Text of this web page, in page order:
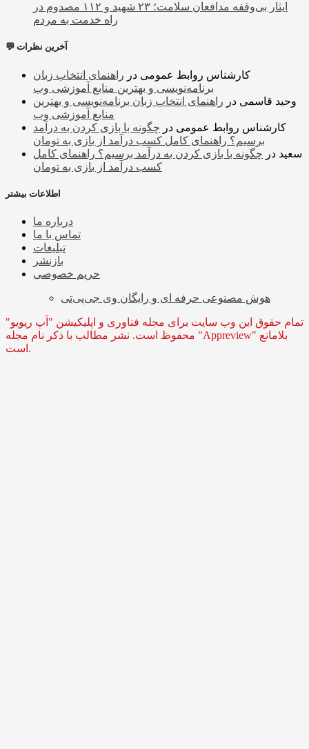
ایثار بی‌وقفه مدافعان سلامت؛ ۲۳ شهید و ۱۱۲ مصدوم در
راه خدمت به مردم
💬 آخرین نظرات
کارشناس روابط عمومی در راهنمای انتخاب زبان
برنامه‌نویسی و بهترین منابع آموزشی وب
وحید قاسمی در راهنمای انتخاب زبان برنامه‌نویسی و بهترین
منابع آموزشی وب
کارشناس روابط عمومی در چگونه با بازی کردن به درآمد
برسیم؟ راهنمای کامل کسب درآمد از بازی به تومان
سعید در چگونه با بازی کردن به درآمد برسیم؟ راهنمای کامل
کسب درآمد از بازی به تومان
اطلاعات بیشتر
درباره ما
تماس با ما
تبلیغات
بازنشر
حریم خصوصی
هوش مصنوعی حرفه ای و رایگان وی جی‌پی‌تی
تمام حقوق این وب سایت برای مجله فناوری و اپلیکیشن "اَپ ریویو"
محفوظ است. نشر مطالب با ذکر نام مجله "Appreview" بلامانع
است.